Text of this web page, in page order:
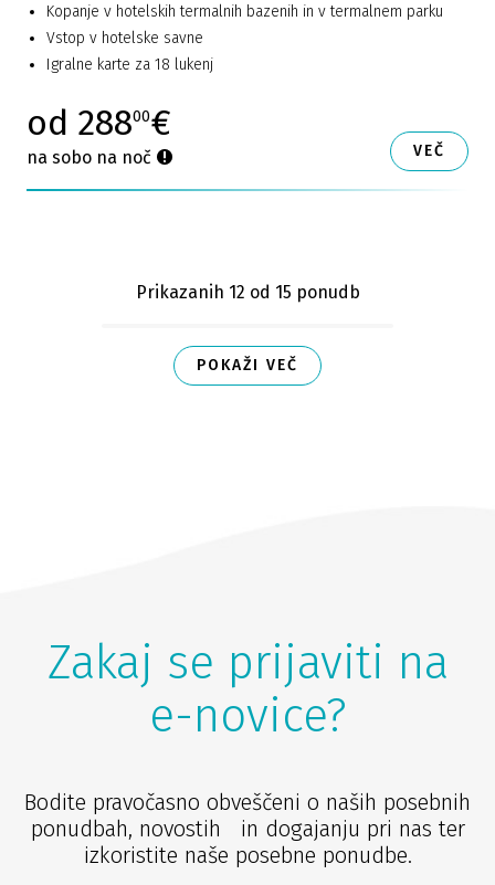
Kopanje v hotelskih termalnih bazenih in v termalnem parku
Vstop v hotelske savne
Igralne karte za 18 lukenj
od 28800€
na sobo na noč VEČ
Prikazanih 12 od 15 ponudb
POKAŽI VEČ
Zakaj se prijaviti na
e-novice?
Bodite pravočasno obveščeni o naših posebnih
ponudbah, novostih in dogajanju pri nas ter
izkoristite naše posebne ponudbe.